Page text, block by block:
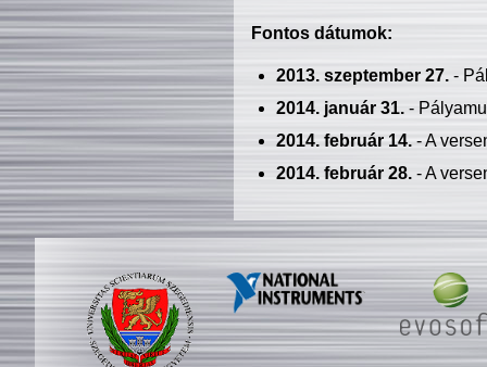
Fontos dátumok:
2013. szeptember 27.-
2014. január 31.-
2014. február 14.- A
2014. február 28.- A